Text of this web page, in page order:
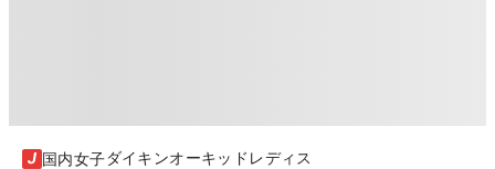
国内女子ダイキンオーキッドレディス